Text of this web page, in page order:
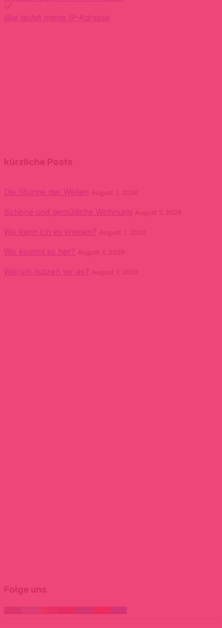
Wie lautet meine IP-Adresse
kürzliche Posts
Die Stürme der Wellen August 7, 2026
Schöne und gemütliche Wohnung August 7, 2026
Wo kann ich es kriegen? August 7, 2026
Wo kommt es her? August 7, 2026
Warum nutzen wir es? August 7, 2026
Folge uns